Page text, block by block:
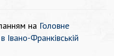
на Головне
Франківській